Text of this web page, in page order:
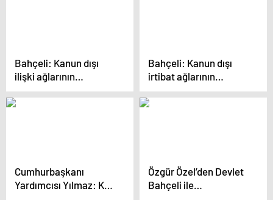
Bahçeli: Kanun dışı
ilişki ağlarının
farkındayız
Bahçeli: Kanun dışı
irtibat ağlarının
farkındayız
Cumhurbaşkanı
Yardımcısı Yılmaz: Kafkaslar’da refahın
Özgür Özel’den Devlet
Bahçeli ile